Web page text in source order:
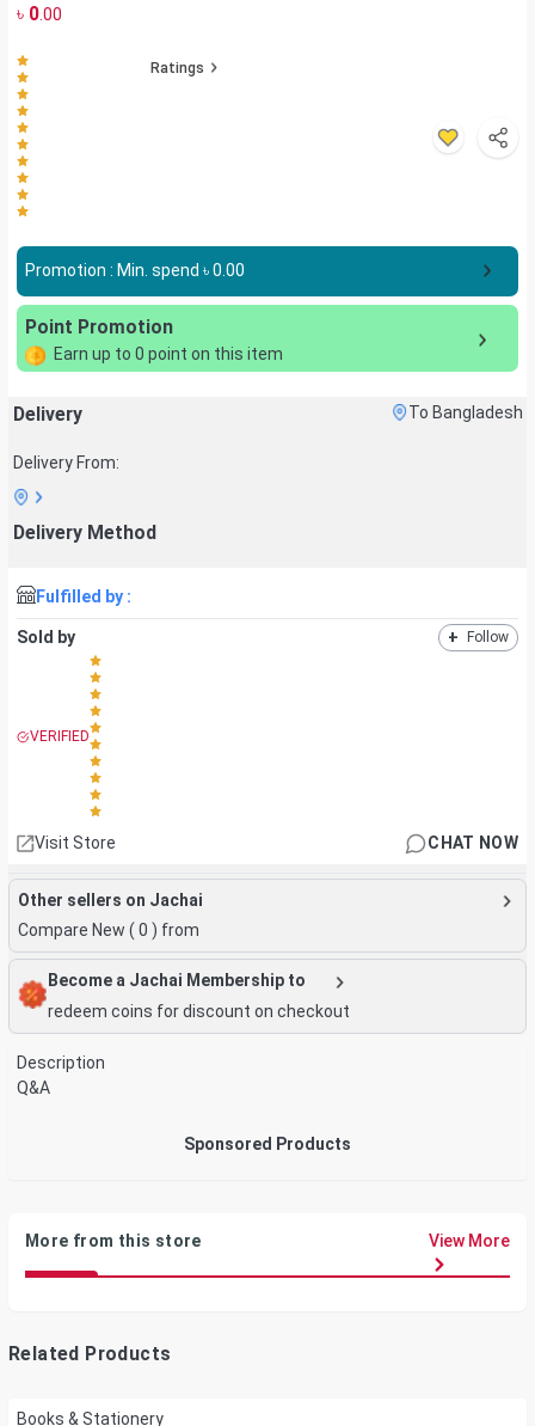
৳ 0.00
Ratings
Promotion : Min. spend ৳0.00
Point Promotion
Earn up to 0 point on this item
Delivery To Bangladesh
Delivery From:
Delivery Method
Fulfilled by :
Sold by + Follow
VERIFIED
Visit Store CHAT NOW
Other sellers on Jachai
Compare New ( 0 ) from
Become a Jachai Membership to
redeem coins for discount on checkout
Description
Q&A
Sponsored Products
More from this store View More
Related Products
Books & Stationery